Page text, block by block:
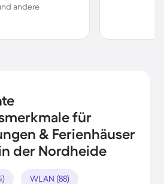
andere
für
& Ferienhäuser
der Nordheide
WLAN (88)